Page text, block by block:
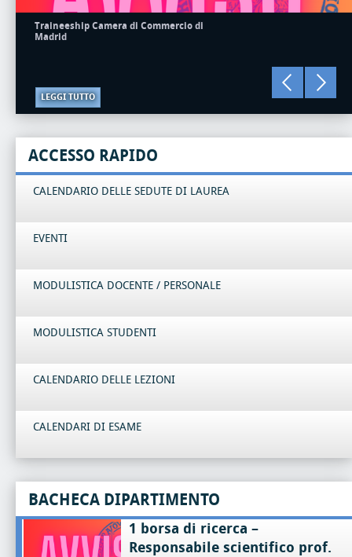
Traineeship Camera di Commercio di
Madrid
LEGGI TUTTO
ACCESSO RAPIDO
CALENDARIO DELLE SEDUTE DI LAUREA
EVENTI
MODULISTICA DOCENTE / PERSONALE
MODULISTICA STUDENTI
CALENDARIO DELLE LEZIONI
CALENDARI DI ESAME
BACHECA DIPARTIMENTO
1 borsa di ricerca –
Responsabile scientifico prof.